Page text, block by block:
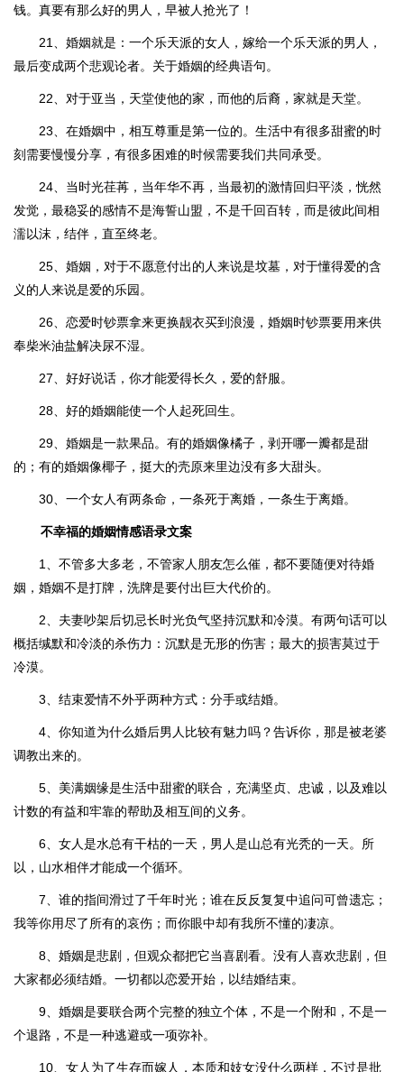
钱。真要有那么好的男人，早被人抢光了！
21、婚姻就是：一个乐天派的女人，嫁给一个乐天派的男人，
最后变成两个悲观论者。关于婚姻的经典语句。
22、对于亚当，天堂使他的家，而他的后裔，家就是天堂。
23、在婚姻中，相互尊重是第一位的。生活中有很多甜蜜的时
刻需要慢慢分享，有很多困难的时候需要我们共同承受。
24、当时光荏苒，当年华不再，当最初的激情回归平淡，恍然
发觉，最稳妥的感情不是海誓山盟，不是千回百转，而是彼此间相
濡以沫，结伴，直至终老。
25、婚姻，对于不愿意付出的人来说是坟墓，对于懂得爱的含
义的人来说是爱的乐园。
26、恋爱时钞票拿来更换靓衣买到浪漫，婚姻时钞票要用来供
奉柴米油盐解决尿不湿。
27、好好说话，你才能爱得长久，爱的舒服。
28、好的婚姻能使一个人起死回生。
29、婚姻是一款果品。有的婚姻像橘子，剥开哪一瓣都是甜
的；有的婚姻像椰子，挺大的壳原来里边没有多大甜头。
30、一个女人有两条命，一条死于离婚，一条生于离婚。
不幸福的婚姻情感语录文案
1、不管多大多老，不管家人朋友怎么催，都不要随便对待婚
姻，婚姻不是打牌，洗牌是要付出巨大代价的。
2、夫妻吵架后切忌长时光负气坚持沉默和冷漠。有两句话可以
概括缄默和冷淡的杀伤力：沉默是无形的伤害；最大的损害莫过于
冷漠。
3、结束爱情不外乎两种方式：分手或结婚。
4、你知道为什么婚后男人比较有魅力吗？告诉你，那是被老婆
调教出来的。
5、美满姻缘是生活中甜蜜的联合，充满坚贞、忠诚，以及难以
计数的有益和牢靠的帮助及相互间的义务。
6、女人是水总有干枯的一天，男人是山总有光秃的一天。所
以，山水相伴才能成一个循环。
7、谁的指间滑过了千年时光；谁在反反复复中追问可曾遗忘；
我等你用尽了所有的哀伤；而你眼中却有我所不懂的凄凉。
8、婚姻是悲剧，但观众都把它当喜剧看。没有人喜欢悲剧，但
大家都必须结婚。一切都以恋爱开始，以结婚结束。
9、婚姻是要联合两个完整的独立个体，不是一个附和，不是一
个退路，不是一种逃避或一项弥补。
10、女人为了生存而嫁人，本质和妓女没什么两样，不过是批